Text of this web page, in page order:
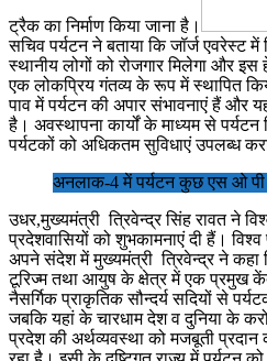
ट्रैक का निर्माण किया जाना है।
सचिव पर्यटन ने बताया कि जॉर्ज एवरेस्ट में
स्थानीय लोगों को रोजगार मिलेगा और
एक लोकप्रिय गंतव्य के रूप में स्थापित
पाव में पर्यटन की अपार संभावनाएं हैं और
है। अवस्थापना कार्यों के माध्यम से पर्यटन
पर्यटकों को अधिकतम सुविधाएं उपलब्ध
अनलाक-4 में पर्यटन कुछ एस ओ पी
उधर,मुख्यमंत्री त्रिवेन्द्र सिंह रावत ने
प्रदेशवासियों को शुभकामनाएं दी हैं। विश्व
अपने संदेश में मुख्यमंत्री त्रिवेन्द्र ने कहा
टूरिज्म तथा आयुष के क्षेत्र में एक प्रमुख
नैसर्गिक प्राकृतिक सौन्दर्य सदियों से
जबकि यहां के चारधाम देश व दुनिया के
प्रदेश की अर्थव्यवस्था को मजबूती प्रदान